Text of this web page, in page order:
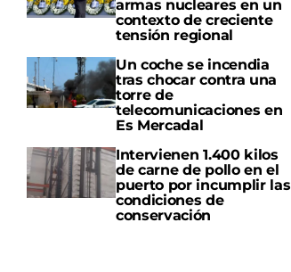
armas nucleares en un
contexto de creciente
tensión regional
Un coche se incendia
tras chocar contra una
torre de
telecomunicaciones en
Es Mercadal
Intervienen 1.400 kilos
de carne de pollo en el
puerto por incumplir las
condiciones de
conservación